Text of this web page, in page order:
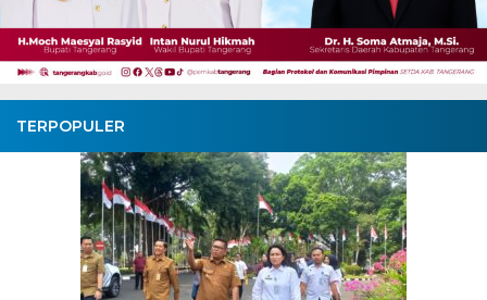
TERPOPULER
Pembangunan Jalan Ceplak–
Kronjo Sepanjang 11 Kilometer,
Bupati Tangerang: Awasi